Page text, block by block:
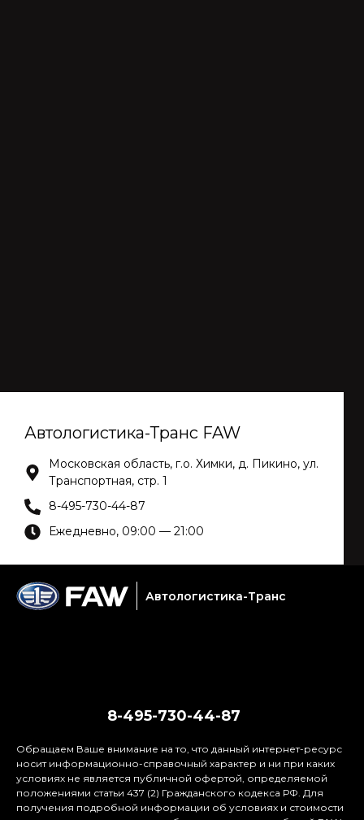
Автологистика-Транс FAW
Московская область, г.о. Химки, д. Пикино, ул.
Транспортная, стр. 1
8-495-730-44-87
Ежедневно, 09:00 — 21:00
Автологистика-Транс
8-495-730-44-87
Обращаем Ваше внимание на то, что данный интернет-ресурс
носит информационно-справочный характер и ни при каких
условиях не является публичной офертой, определяемой
положениями статьи 437 (2) Гражданского кодекса РФ. Для
получения подробной информации об условиях и стоимости